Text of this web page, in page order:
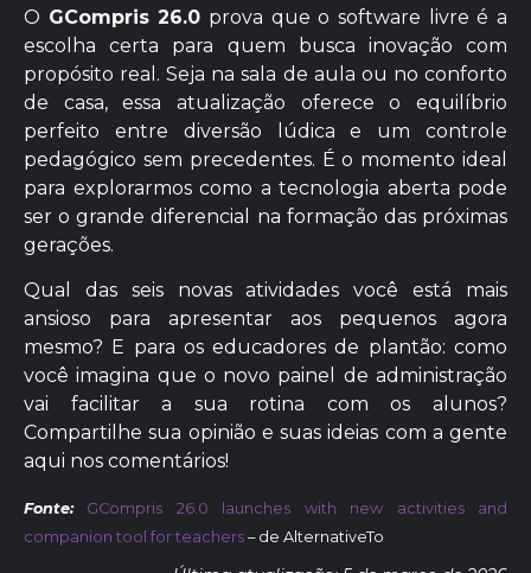
O GCompris 26.0 prova que o software livre é a
escolha certa para quem busca inovação com
propósito real. Seja na sala de aula ou no conforto
de casa, essa atualização oferece o equilíbrio
perfeito entre diversão lúdica e um controle
pedagógico sem precedentes. É o momento ideal
para explorarmos como a tecnologia aberta pode
ser o grande diferencial na formação das próximas
gerações.
Qual das seis novas atividades você está mais
ansioso para apresentar aos pequenos agora
mesmo? E para os educadores de plantão: como
você imagina que o novo painel de administração
vai facilitar a sua rotina com os alunos?
Compartilhe sua opinião e suas ideias com a gente
aqui nos comentários!
Fonte:
GCompris 26.0 launches with new activities and
companion tool for teachers – de AlternativeTo